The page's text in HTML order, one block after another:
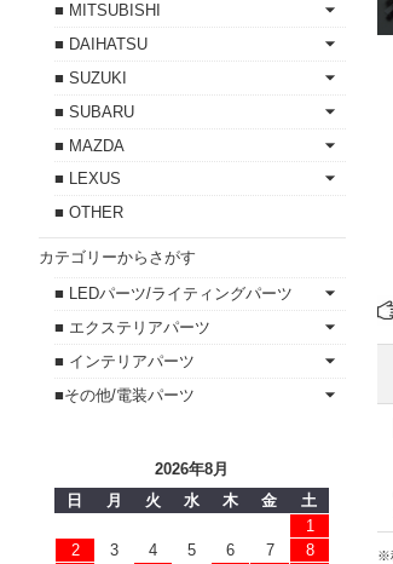
※
■ MITSUBISHI
■ DAIHATSU
■ SUZUKI
■ SUBARU
■ MAZDA
■ LEXUS
■ OTHER
カテゴリーからさがす
■ LEDパーツ/ライティングパーツ
■ エクステリアパーツ
■ インテリアパーツ
■その他/電装パーツ
2026年8月
日
月 火 水 木 金
土
1
2
3 4 5 6 7
8